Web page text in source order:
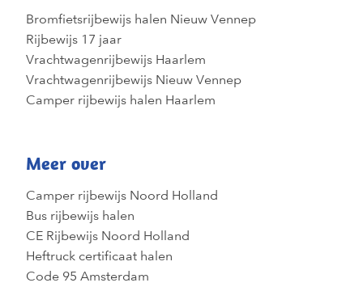
Bromfietsrijbewijs halen Nieuw Vennep
Rijbewijs 17 jaar
Vrachtwagenrijbewijs Haarlem
Vrachtwagenrijbewijs Nieuw Vennep
Camper rijbewijs halen Haarlem
Meer over
Camper rijbewijs Noord Holland
Bus rijbewijs halen
CE Rijbewijs Noord Holland
Heftruck certificaat halen
Code 95 Amsterdam